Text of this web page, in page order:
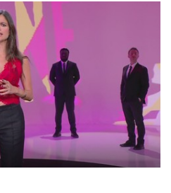
anni. Lo speciale ricostruisce la
errori, dettagli
che sembra non avere